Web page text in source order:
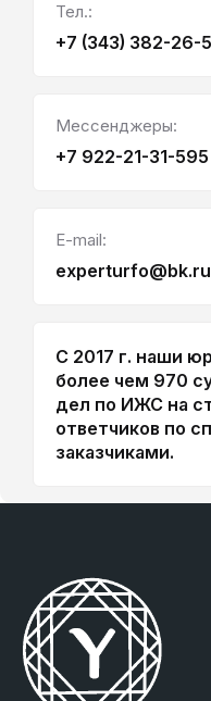
Тел.:
+7 (343) 382-26-
Мессенджеры:
+7 922-21-31-595
E-mail:
experturfo@bk.ru
С 2017 г. наши
более чем 970
дел по ИЖС на
ответчиков по
заказчиками.